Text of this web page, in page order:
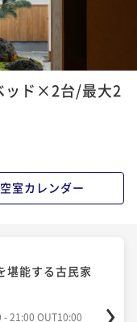
ッド×2台/最大2
空室カレンダー
堪能する古民家
- 21:00 OUT10:00